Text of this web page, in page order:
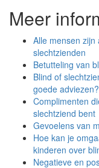
Meer
Alle mensen
slechtzienden
Betutteling van
Blind of
goede adviezen?
Complimenten
slechtziend bent
Gevoelens van
Hoe kan je
kinderen over
Negatieve en